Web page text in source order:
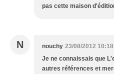
pas cette maison
N nouchy 23/08/2012 10:18
Je ne connaissais que
autres références et